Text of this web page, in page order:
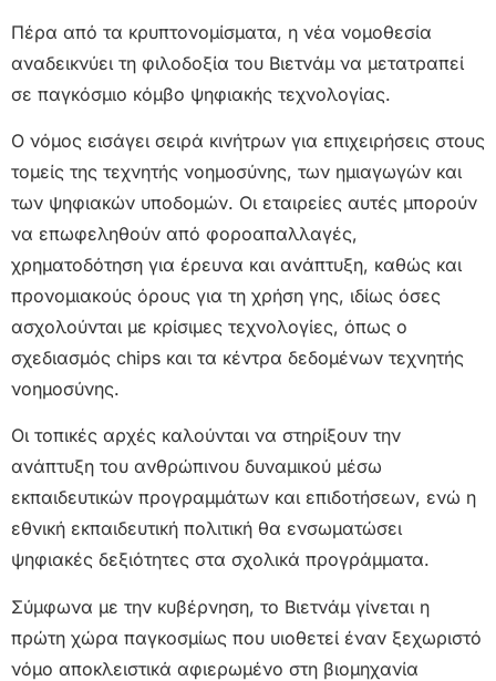
Πέρα από τα κρυπτονομίσματα, η νέα νομοθεσία
αναδεικνύει τη φιλοδοξία του Βιετνάμ να μετατραπεί
σε παγκόσμιο κόμβο ψηφιακής τεχνολογίας.
Ο νόμος εισάγει σειρά κινήτρων για επιχειρήσεις στους
τομείς της τεχνητής νοημοσύνης, των ημιαγωγών και
των ψηφιακών υποδομών. Οι εταιρείες αυτές μπορούν
να επωφεληθούν από φοροαπαλλαγές,
χρηματοδότηση για έρευνα και ανάπτυξη, καθώς και
προνομιακούς όρους για τη χρήση γης, ιδίως όσες
ασχολούνται με κρίσιμες τεχνολογίες, όπως ο
σχεδιασμός chips και τα κέντρα δεδομένων τεχνητής
νοημοσύνης.
Οι τοπικές αρχές καλούνται να στηρίξουν την
ανάπτυξη του ανθρώπινου δυναμικού μέσω
εκπαιδευτικών προγραμμάτων και επιδοτήσεων, ενώ η
εθνική εκπαιδευτική πολιτική θα ενσωματώσει
ψηφιακές δεξιότητες στα σχολικά προγράμματα.
Σύμφωνα με την κυβέρνηση, το Βιετνάμ γίνεται η
πρώτη χώρα παγκοσμίως που υιοθετεί έναν ξεχωριστό
νόμο αποκλειστικά αφιερωμένο στη βιομηχανία